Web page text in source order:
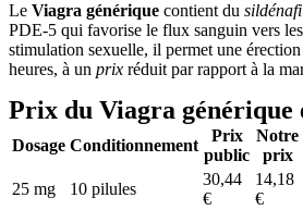
Le Viagra générique contient du
PDE-5 qui favorise le flux sanguin vers
stimulation sexuelle, il permet une
heures, à un prix réduit par rapport à la
Prix du Viagra générique
Dosage Conditionnement
Prix
public
Notre
prix
25 mg 10 pilules
30,44
€
14,18
€